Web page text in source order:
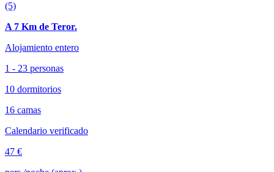
(5)
A 7 Km de Teror.
Alojamiento entero
1 - 23 personas
10 dormitorios
16 camas
Calendario verificado
47 €